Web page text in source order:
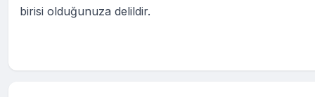
birisi olduğunuza delildir.